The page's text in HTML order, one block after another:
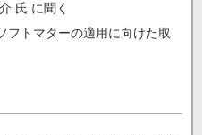
氏 に聞く
トマターの適用に向けた取